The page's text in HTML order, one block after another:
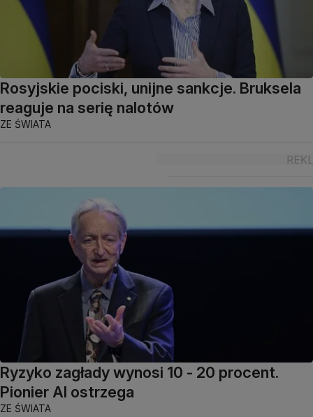
Rosyjskie pociski, unijne sankcje. Bruksela
reaguje na serię nalotów
ZE ŚWIATA
Ryzyko zagłady wynosi 10 - 20 procent.
Pionier AI ostrzega
ZE ŚWIATA